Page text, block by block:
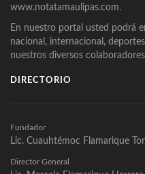
www.notatamaulipas.com.
En nuestro portal usted podrá
nacional, internacional,
nuestros diversos
DIRECTORIO
Fundador
Lic. Cuauhtémoc Flamarique
Director General